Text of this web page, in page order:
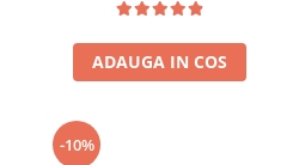
ADAUGA IN COS
-10%